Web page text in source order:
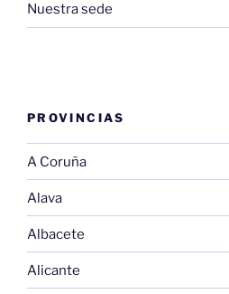
Nuestra sede
PROVINCIAS
A Coruña
Alava
Albacete
Alicante